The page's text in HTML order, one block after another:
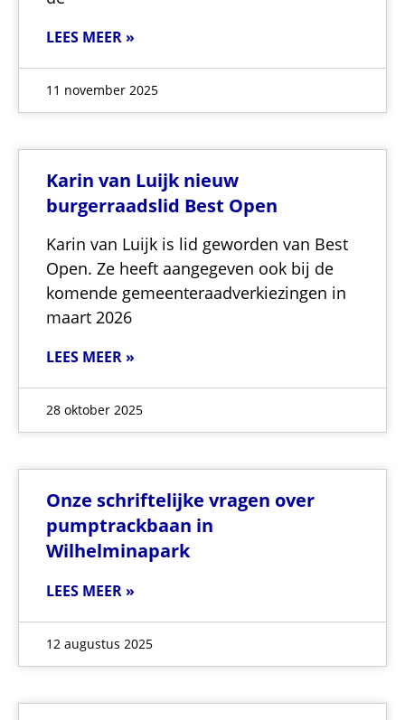
LEES MEER »
11 november 2025
Karin van Luijk nieuw
burgerraadslid Best Open
Karin van Luijk is lid geworden van Best
Open. Ze heeft aangegeven ook bij de
komende gemeenteraadverkiezingen in
maart 2026
LEES MEER »
28 oktober 2025
Onze schriftelijke vragen over
pumptrackbaan in
Wilhelminapark
LEES MEER »
12 augustus 2025